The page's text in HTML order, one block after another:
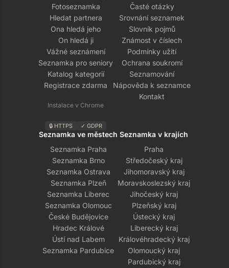
Fotoseznamka
Hledat partnera
Ona hledá jeho
On hledá ji
Vážné seznámení
Seznamka pro seniory
Katalog kategorií
Registrace zdarma
Instalace v Chrome
🔒 HTTPS ✓ GDPR
Časté otázky
Srovnání seznamek
Slovník pojmů
Známost v číslech
Podmínky užití
Ochrana soukromí
Seznamování
Nápověda k seznamce
Kontakt
Seznamka ve městech
Seznamka Praha
Seznamka Brno
Seznamka Ostrava
Seznamka Plzeň
Seznamka Liberec
Seznamka Olomouc
České Budějovice
Hradec Králové
Ústí nad Labem
Seznamka Pardubice
Seznamka v krajích
Praha
Středočeský kraj
Jihomoravský kraj
Moravskoslezský kraj
Jihočeský kraj
Plzeňský kraj
Ústecký kraj
Liberecký kraj
Královéhradecký kraj
Olomoucký kraj
Pardubický kraj